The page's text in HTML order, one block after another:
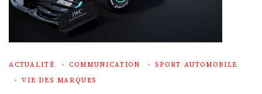
ACTUALITÉ COMMUNICATION
SPORT AUTOMOBILE
VIE DES MARQUES